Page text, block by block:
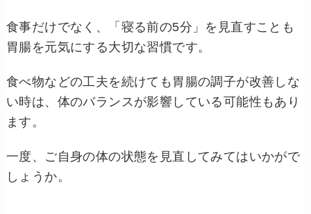
食事だけでなく、「寝る前の5分」を見直すことも
胃腸を元気にする大切な習慣です。
食べ物などの工夫を続けても胃腸の調子が改善しな
い時は、体のバランスが影響している可能性もあり
ます。
一度、ご自身の体の状態を見直してみてはいかがで
しょうか。